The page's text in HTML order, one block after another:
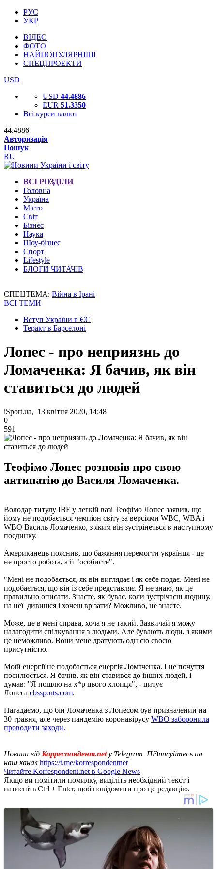
РУС
УКР
ВІДЕО
ФОТО
НАЙПОПУЛЯРНІШІ
СПЕЦПРОЕКТИ
USD
USD 44.4886
EUR 51.3350
Всі курси валют
44.4886
Авторизація
Пошук
RU
ВСІ РОЗДІЛИ
Головна
Україна
Місто
Світ
Бізнес
Наука
Шоу-бізнес
Спорт
Lifestyle
БЛОГИ ЧИТАЧІВ
СПЕЦТЕМА: Війна в Ірані
ВСІ ТЕМИ
Вступ України в ЄС
Теракт в Барселоні
Лопес - про неприязнь до
Ломаченка: Я бачив, як він
ставиться до людей
iSport.ua, 13 квітня 2020, 14:48
0
591
Теофімо Лопес розповів про свою
антипатію до Василя Ломаченка.
Володар титулу IBF у легкій вазі Теофімо Лопес заявив, що
йому не подобається чемпіон світу за версіями WBC, WBA і
WBO Василь Ломаченко, з яким він зустрінеться в наступному
поєдинку.
Американець пояснив, що бажання перемогти українця - це
не просто робота, а й "особисте".
"Мені не подобається, як він виглядає і як себе подає. Мені не
подобається, що він із себе представляє. Я не знаю, як це
правильно описати. Знаєте, як буває, коли зустрічаєш людину,
на неї дивишся і хочеш врізати? Можливо, не знаєте.
Може, це в мені справа, хоча я не такий. Зазвичай я можу
налагодити спілкування з людьми. Але бувають люди, з якими
це неможливо. Вони мене дратують однією своєю
присутністю.
Моїй енергії не подобається енергія Ломаченка. І це почуття
посилюється. Я бачив, як він ставився до інших людей, і
думав: "Я пошлю на х*р цього хлопця", - цитує
Лопеса cbssports.com.
Нагадаємо, що бій Ломаченка з Лопесом був призначений на
30 травня, але через пандемію коронавірусу WBO заборонила
проводити заходи.
Новини від Корреспондент.net у Telegram. Підписуйтесь на
наш канал https://t.me/korrespondentnet
Читайте Korrespondent.net в Google News
Якщо ви помітили помилку, виділіть необхідний текст і
натисніть Ctrl + Enter, щоб повідомити про це редакцію.